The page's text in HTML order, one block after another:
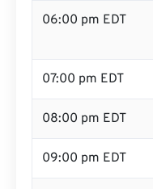
06:00 pm EDT
07:00 pm EDT
08:00 pm EDT
09:00 pm EDT